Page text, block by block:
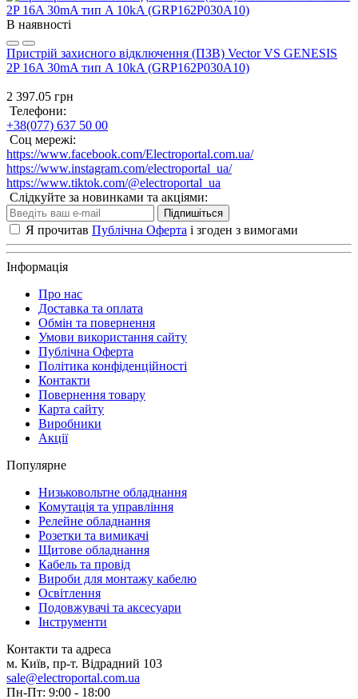
В наявності
Пристрій захисного відключення (ПЗВ) Vector VS GENESIS
2P 16A 30mA тип A 10kA (GRP162P030A10)
2 397.05 грн
Телефони:
+38(077) 637 50 00
Соц мережі:
https://www.facebook.com/Electroportal.com.ua/
https://www.instagram.com/electroportal_ua/
https://www.tiktok.com/@electroportal_ua
Слідкуйте за новинками та акціями:
Підпишіться
Я прочитав Публічна Оферта і згоден з вимогами
Інформація
Про нас
Доставка та оплата
Обмін та повернення
Умови використання сайту
Публічна Оферта
Політика конфіденційності
Контакти
Повернення товару
Карта сайту
Виробники
Акції
Популярне
Низьковольтне обладнання
Комутація та управління
Релейне обладнання
Розетки та вимикачі
Щитове обладнання
Кабель та провід
Вироби для монтажу кабелю
Освітлення
Подовжувачі та аксесуари
Інструменти
Контакти та адреса
м. Київ, пр-т. Відрадний 103
sale@electroportal.com.ua
Пн-Пт: 9:00 - 18:00